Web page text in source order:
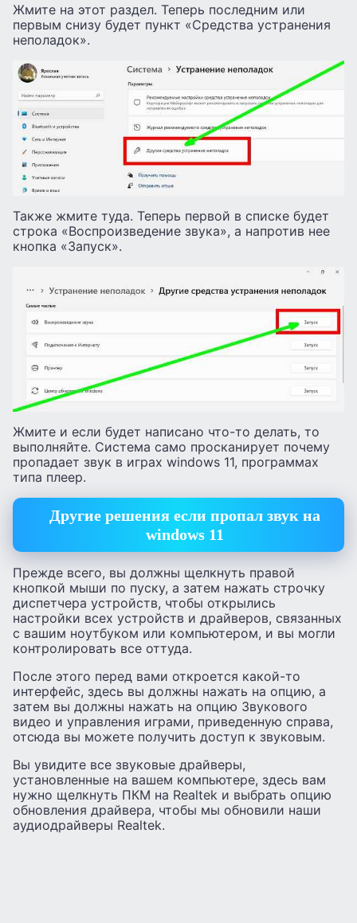
Жмите на этот раздел. Теперь последним или
первым снизу будет пункт «Средства устранения
неполадок».
Также жмите туда. Теперь первой в списке будет
строка «Воспроизведение звука», а напротив нее
кнопка «Запуск».
Жмите и если будет написано что-то делать, то
выполняйте. Система само просканирует почему
пропадает звук в играх windows 11, программах
типа плеер.
Другие решения если пропал звук на
windows 11
Прежде всего, вы должны щелкнуть правой
кнопкой мыши по пуску, а затем нажать строчку
диспетчера устройств, чтобы открылись
настройки всех устройств и драйверов, связанных
с вашим ноутбуком или компьютером, и вы могли
контролировать все оттуда.
После этого перед вами откроется какой-то
интерфейс, здесь вы должны нажать на опцию, а
затем вы должны нажать на опцию Звукового
видео и управления играми, приведенную справа,
отсюда вы можете получить доступ к звуковым.
Вы увидите все звуковые драйверы,
установленные на вашем компьютере, здесь вам
нужно щелкнуть ПКМ на Realtek и выбрать опцию
обновления драйвера, чтобы мы обновили наши
аудиодрайверы Realtek.